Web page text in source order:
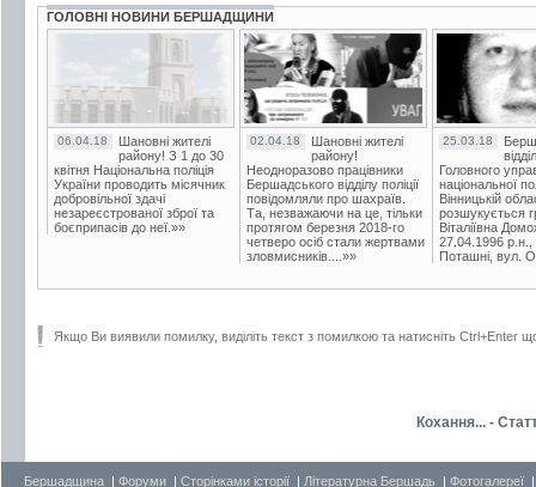
ГОЛОВНІ НОВИНИ БЕРШАДЩИНИ
06.04.18
Шановні жителі
району! З 1 до 30
квітня Національна поліція
України проводить місячник
добровільної здачі
незареєстрованої зброї та
боєприпасів до неї.»»
02.04.18
Шановні жителі
району!
Неодноразово працівники
Бершадського відділу поліції
повідомляли про шахраїв.
Та, незважаючи на це, тільки
протягом березня 2018-го
четверо осіб стали жертвами
зловмисників....»»
25.03.18
Головного
національної
Вінницькій
розшукується
Віталіївна
27.04.1996 р.н.,
Поташні, вул.
Якщо Ви виявили помилку, виділіть текст з помилкою та натисніть Ctrl+Enter
Кохання... -
Бершадщина | Форуми | Сторінками історії | Літературна Бершадь | Фотогалереї